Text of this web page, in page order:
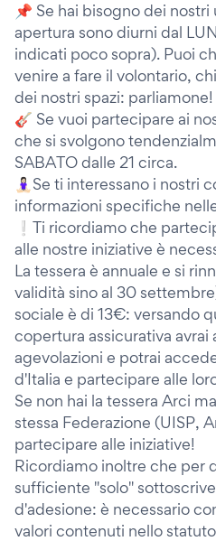
📌 Se hai bisogno dei
apertura sono diurni dal
indicati poco sopra). Puoi
venire a fare il volontario,
dei nostri spazi: parliamone!
🎸 Se vuoi partecipare ai
che si svolgono
SABATO dalle 21 circa.
🧘🏻‍♀️Se ti interessano i
informazioni specifiche
❕Ti ricordiamo che
alle nostre iniziative è
La tessera è annuale e si
validità sino al 30
sociale è di 13€: versando
copertura assicurativa avrai
agevolazioni e potrai
d'Italia e partecipare alle
Se non hai la tessera Arci
stessa Federazione (UISP,
partecipare alle iniziative!
Ricordiamo inoltre che per
sufficiente "solo"
d'adesione: è necessario
valori contenuti nello